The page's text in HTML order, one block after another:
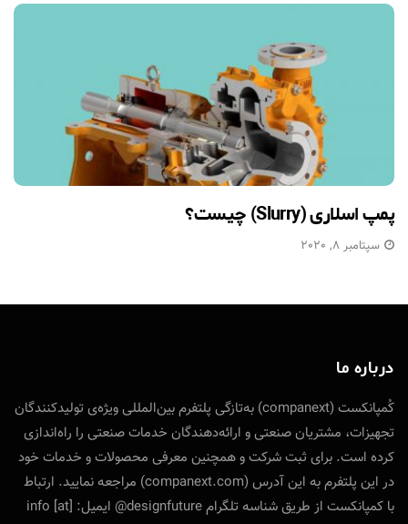
پمپ اسلاری (Slurry) چیست؟
سپتامبر 8, 2020
درباره ما
کُمپانکست (companext) به‌تازگی پلتفرم بین‌المللی ویژه‌ی تولید‌کنندگان
تجهیزات، مشتریان صنعتی و ارائه‌دهندگان خدمات صنعتی را راه‌اندازی
کرده است. برای ثبت شرکت و همچنین معرفی محصولات و خدمات خود
در این پلتفرم به این آدرس (companext.com) مراجعه نمایید. ارتباط
با کمپانکست از طریق شناسه تلگرام designfuture@ ایمیل: info [at]